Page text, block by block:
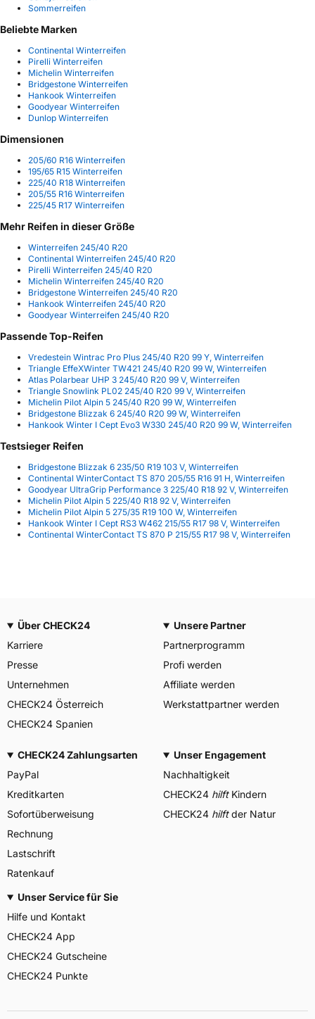
Sommerreifen
Beliebte Marken
Continental Winterreifen
Pirelli Winterreifen
Michelin Winterreifen
Bridgestone Winterreifen
Hankook Winterreifen
Goodyear Winterreifen
Dunlop Winterreifen
Dimensionen
205/60 R16 Winterreifen
195/65 R15 Winterreifen
225/40 R18 Winterreifen
205/55 R16 Winterreifen
225/45 R17 Winterreifen
Mehr Reifen in dieser Größe
Winterreifen 245/40 R20
Continental Winterreifen 245/40 R20
Pirelli Winterreifen 245/40 R20
Michelin Winterreifen 245/40 R20
Bridgestone Winterreifen 245/40 R20
Hankook Winterreifen 245/40 R20
Goodyear Winterreifen 245/40 R20
Passende Top-Reifen
Vredestein Wintrac Pro Plus 245/40 R20 99 Y, Winterreifen
Triangle EffeXWinter TW421 245/40 R20 99 W, Winterreifen
Atlas Polarbear UHP 3 245/40 R20 99 V, Winterreifen
Triangle Snowlink PL02 245/40 R20 99 V, Winterreifen
Michelin Pilot Alpin 5 245/40 R20 99 W, Winterreifen
Bridgestone Blizzak 6 245/40 R20 99 W, Winterreifen
Hankook Winter I Cept Evo3 W330 245/40 R20 99 W, Winterreifen
Testsieger Reifen
Bridgestone Blizzak 6 235/50 R19 103 V, Winterreifen
Continental WinterContact TS 870 205/55 R16 91 H, Winterreifen
Goodyear UltraGrip Performance 3 225/40 R18 92 V, Winterreifen
Michelin Pilot Alpin 5 225/40 R18 92 V, Winterreifen
Michelin Pilot Alpin 5 275/35 R19 100 W, Winterreifen
Hankook Winter I Cept RS3 W462 215/55 R17 98 V, Winterreifen
Continental WinterContact TS 870 P 215/55 R17 98 V, Winterreifen
Über CHECK24
Karriere
Presse
Unternehmen
CHECK24 Österreich
CHECK24 Spanien
Unsere Partner
Partnerprogramm
Profi werden
Affiliate werden
Werkstattpartner werden
CHECK24 Zahlungsarten
PayPal
Kreditkarten
Sofortüberweisung
Rechnung
Lastschrift
Ratenkauf
Unser Engagement
Nachhaltigkeit
CHECK24 hilftKindern
CHECK24 hilftder Natur
Unser Service für Sie
Hilfe und Kontakt
CHECK24 App
CHECK24 Gutscheine
CHECK24 Punkte